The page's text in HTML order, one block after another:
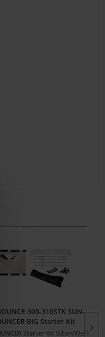
300-310STK SUN-
BIG Starter Kit
Starker Kit Silber/Weiß